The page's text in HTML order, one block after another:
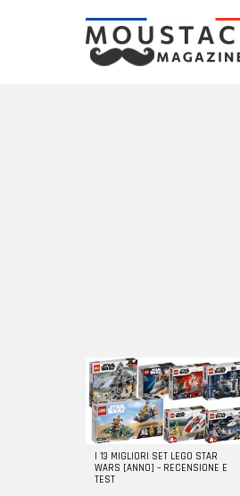
LATEST
STORIES
I 13 MIGLIORI SET LEGO STAR
WARS [ANNO] – RECENSIONE E
TEST